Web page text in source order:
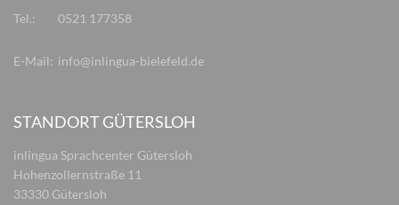
Tel.: 0521 177358
E-Mail: info@inlingua-bielefeld.de
STANDORT GÜTERSLOH
inlingua Sprachcenter Gütersloh
Hohenzollernstraße 11
33330 Gütersloh